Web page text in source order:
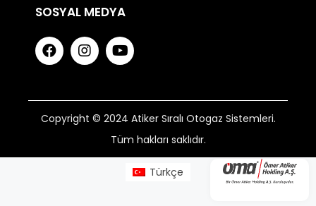
SOSYAL MEDYA
Copyright © 2024 Atiker Sıralı Otogaz Sistemleri.
Tüm hakları saklıdır.
Türkçe